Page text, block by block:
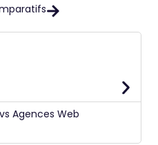
Agences Web